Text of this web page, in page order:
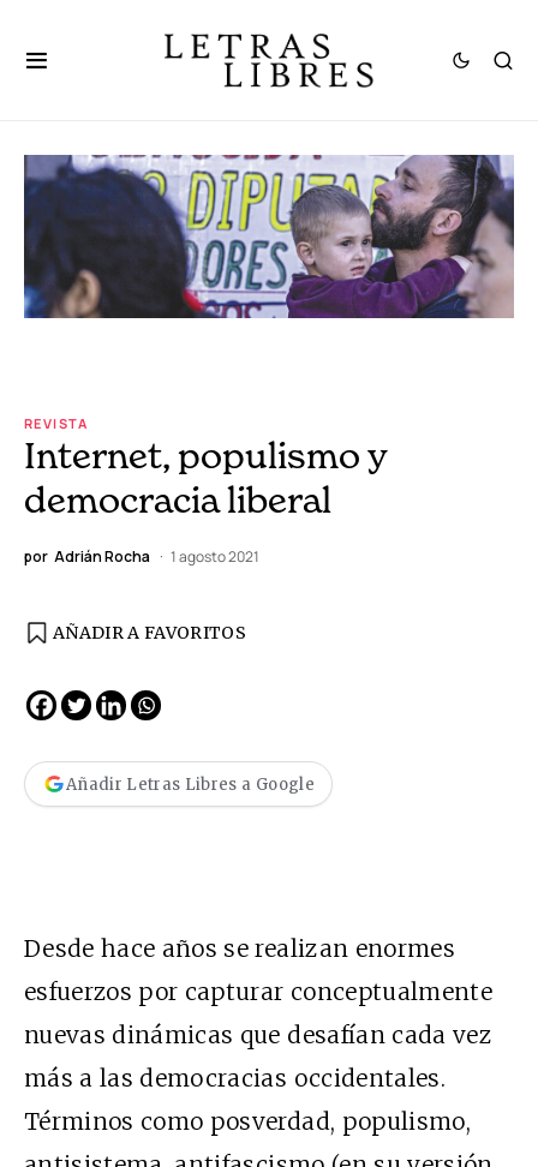
REVISTA
Internet, populismo y
democracia liberal
por Adrián Rocha 1 agosto 2021
AÑADIR A FAVORITOS
Añadir Letras Libres a Google
Desde hace años se realizan enormes
esfuerzos por capturar conceptualmente
nuevas dinámicas que desafían cada vez
más a las democracias occidentales.
Términos como posverdad, populismo,